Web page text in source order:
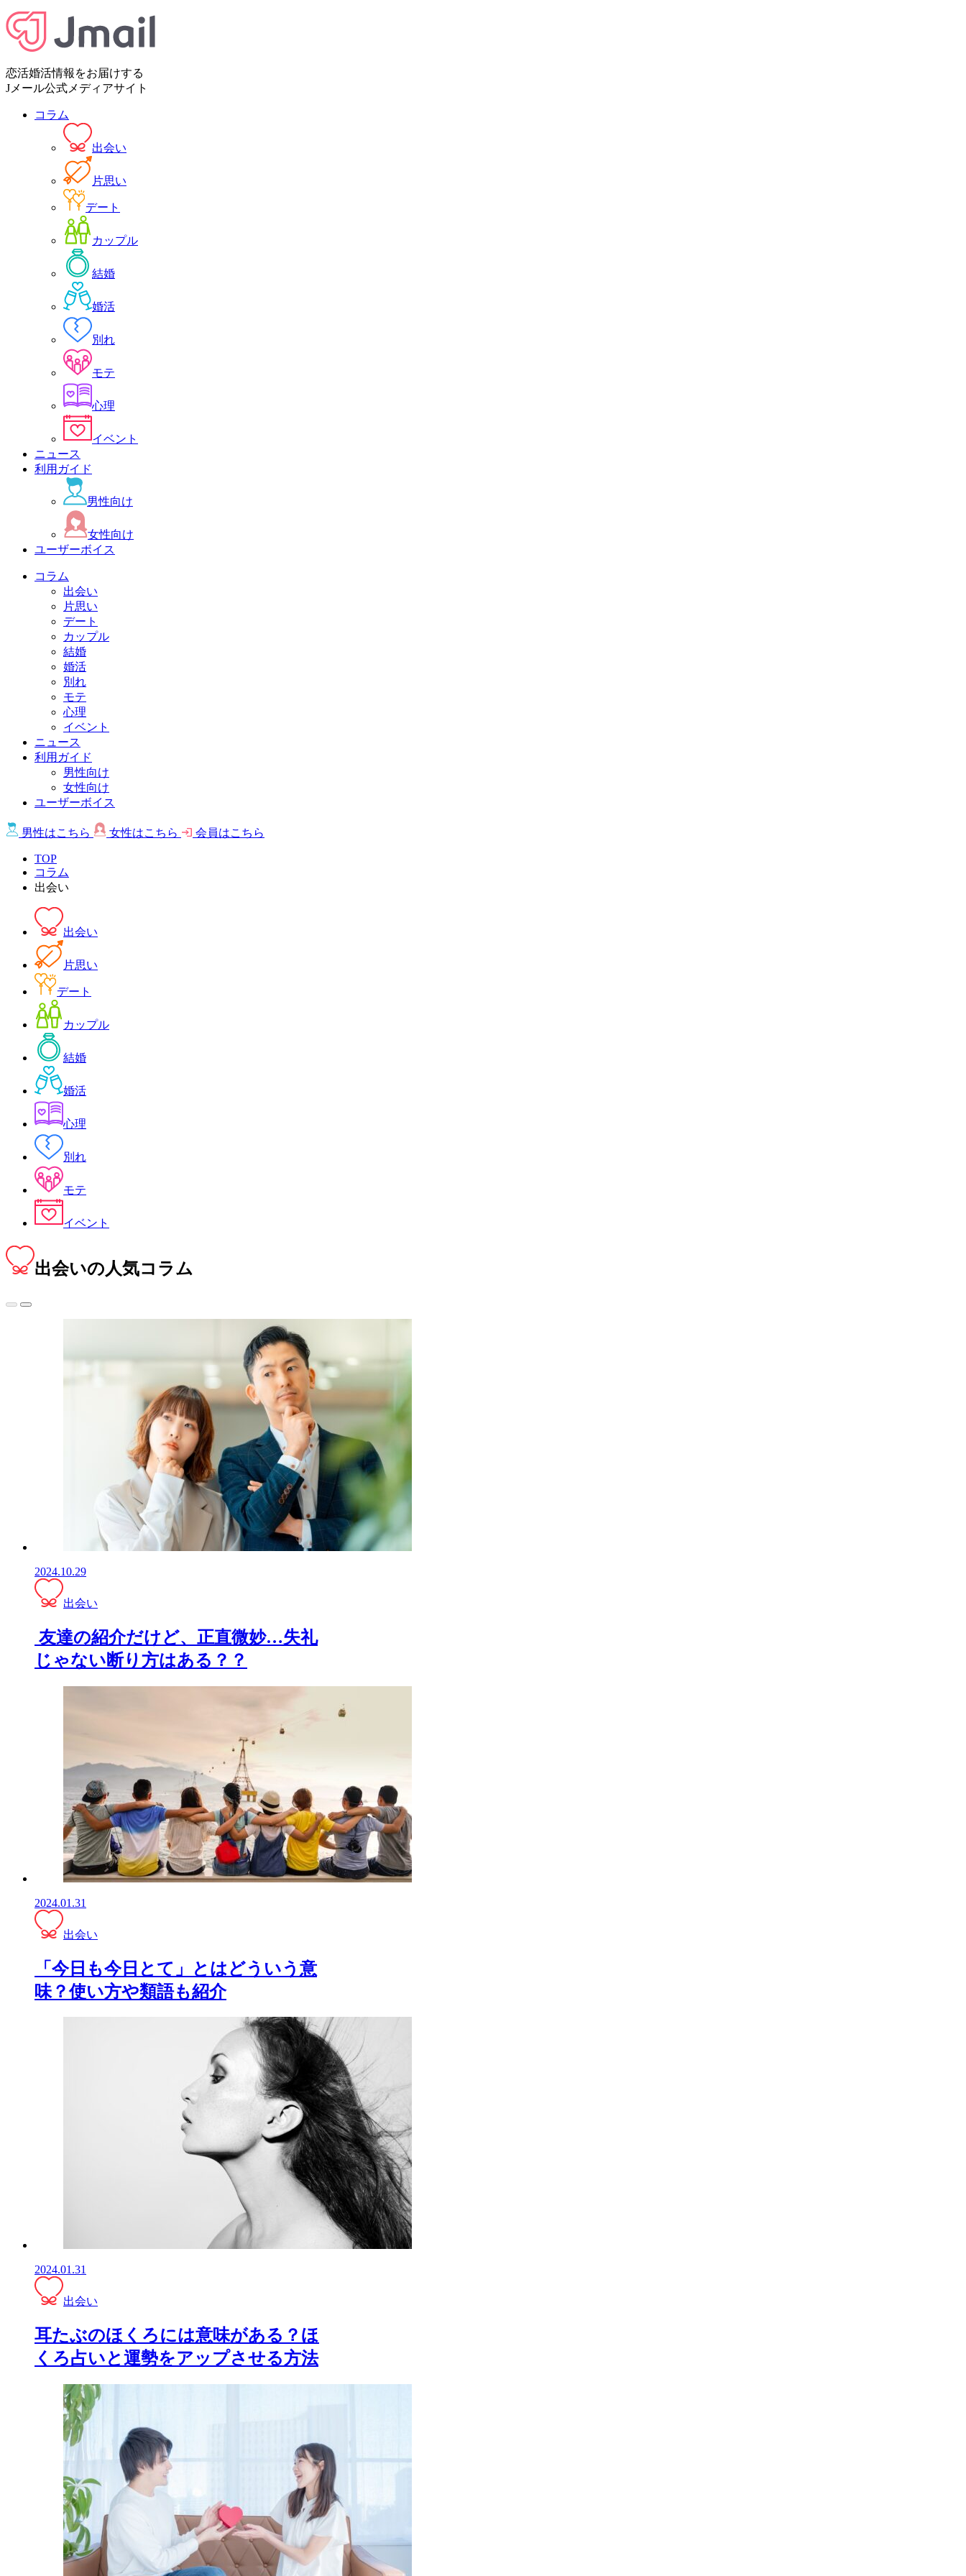
恋活婚活情報をお届けする
Jメール公式メディアサイト
コラム
出会い
片思い
デート
カップル
結婚
婚活
別れ
モテ
心理
イベント
ニュース
利用ガイド
男性向け
女性向け
ユーザーボイス
コラム
出会い
片思い
デート
カップル
結婚
婚活
別れ
モテ
心理
イベント
ニュース
利用ガイド
男性向け
女性向け
ユーザーボイス
男性はこちら 女性はこちら 会員はこちら
TOP
コラム
出会い
出会い
片思い
デート
カップル
結婚
婚活
心理
別れ
モテ
イベント
出会いの人気コラム
2024.10.29
出会い
友達の紹介だけど、正直微妙…失礼
じゃない断り方はある？？
2024.01.31
出会い
「今日も今日とて」とはどういう意
味？使い方や類語も紹介
2024.01.31
出会い
耳たぶのほくろには意味がある？ほ
くろ占いと運勢をアップさせる方法